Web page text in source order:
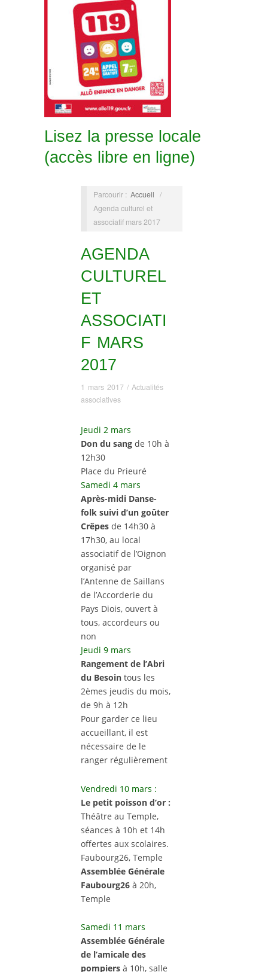
Lisez la presse locale
(accès libre en ligne)
Parcourir : Accueil /
Agenda culturel et
associatif mars 2017
AGENDA
CULTUREL
ET
ASSOCIATI
F MARS
2017
1 mars 2017/ Actualités
associatives
Jeudi 2 mars
Don du sangde 10h à
12h30
Place du Prieuré
Samedi 4 mars
Après-midi Danse-
folk suivi d’un goûter
Crêpesde 14h30 à
17h30, au local
associatif de l’Oignon
organisé par
l’Antenne de Saillans
de l’Accorderie du
Pays Diois, ouvert à
tous, accordeurs ou
non
Jeudi 9 mars
Rangement de l’Abri
du Besointous les
2èmes jeudis du mois,
de 9h à 12h
Pour garder ce lieu
accueillant, il est
nécessaire de le
ranger régulièrement
Vendredi 10 mars :
Le petit poisson d’or :
Théâtre au Temple,
séances à 10h et 14h
offertes aux scolaires.
Faubourg26, Temple
Assemblée Générale
Faubourg26à 20h,
Temple
Samedi 11 mars
Assemblée Générale
de l’amicale des
pompiersà 10h, salle